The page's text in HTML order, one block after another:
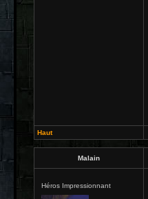
Haut
Malain
Héros Impressionnant